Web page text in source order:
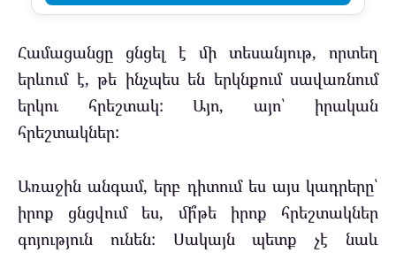
Համացանցը ցնցել է մի տեսանյութ, որտեղ
երևում է, թե ինչպես են երկնքում սավառնում
երկու հրեշտակ: Այո, այո՝ իրական
հրեշտակներ:
Առաջին անգամ, երբ դիտում ես այս կադրերը՝
իրոք ցնցվում ես, մի՞թե իրոք հրեշտակներ
գոյություն ունեն: Սակայն պետք չէ նաև